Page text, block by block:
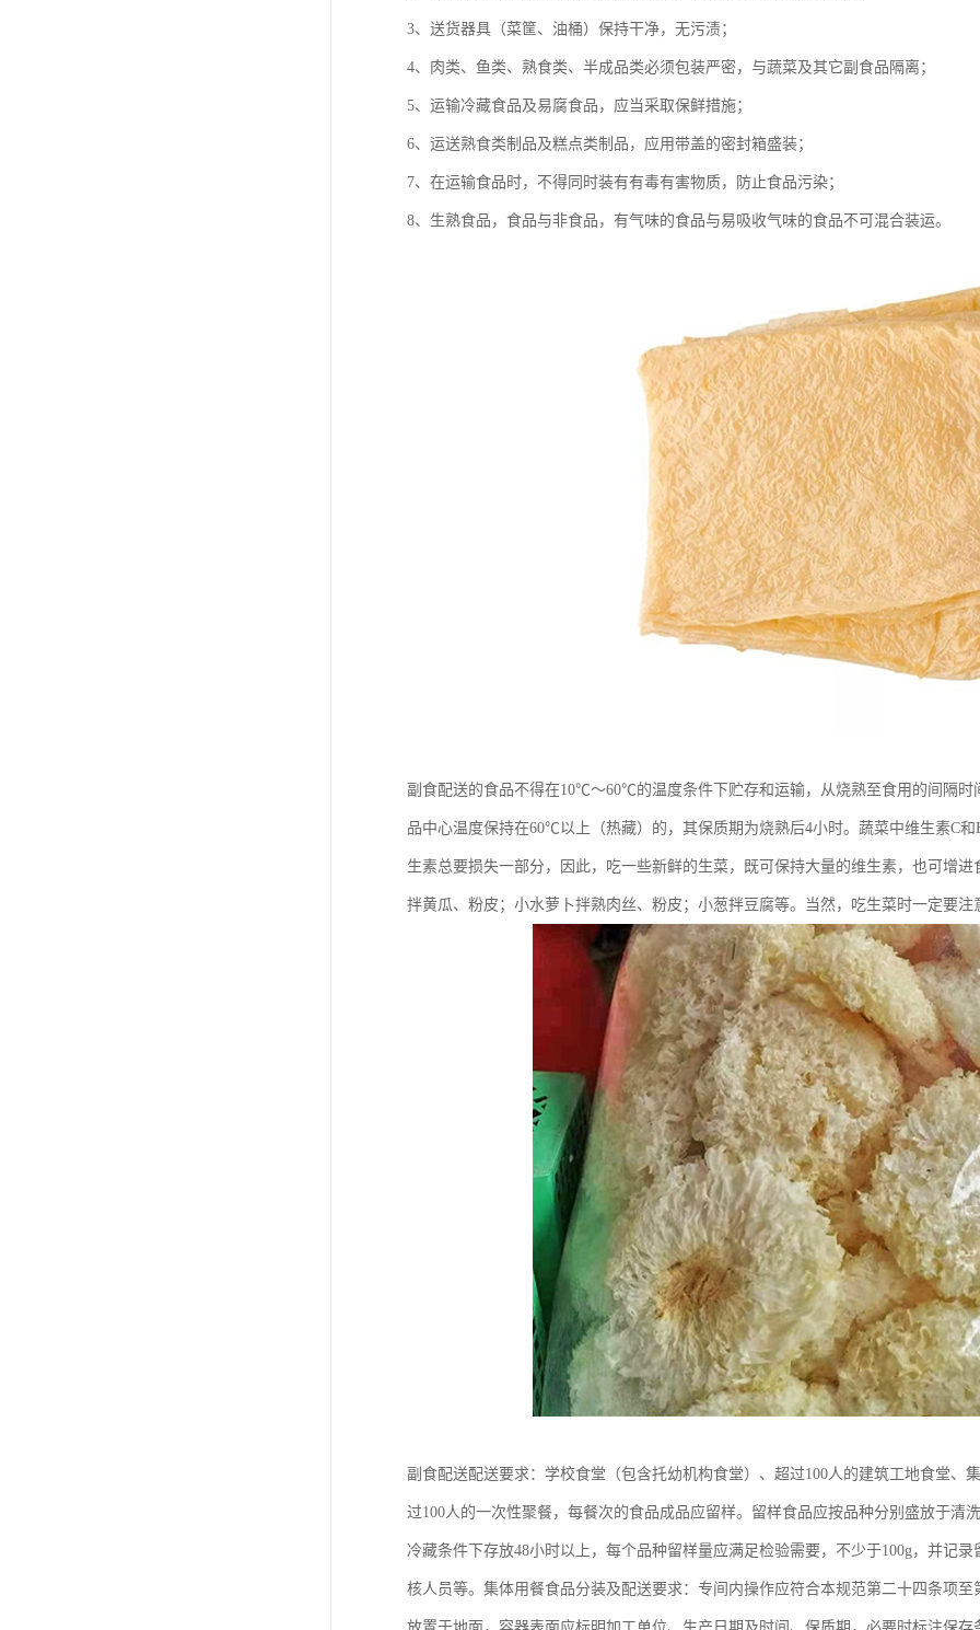
3、送货器具（菜筐、油桶）保持干净，无污渍；
4、肉类、鱼类、熟食类、半成品类必须包装严密，与蔬菜及其它副食品隔离；
5、运输冷藏食品及易腐食品，应当采取保鲜措施；
6、运送熟食类制品及糕点类制品，应用带盖的密封箱盛装；
7、在运输食品时，不得同时装有有毒有害物质，防止食品污染；
8、生熟食品，食品与非食品，有气味的食品与易吸收气味的食品不可混合装运。
副食配送的食品不得在10℃～60℃的温度条件下贮存和运输，从烧熟至食用的间隔
品中心温度保持在60℃以上（热藏）的，其保质期为烧熟后4小时。蔬菜中维生素C
生素总要损失一部分，因此，吃一些新鲜的生菜，既可保持大量的维生素，也可增
拌黄瓜、粉皮；小水萝卜拌熟肉丝、粉皮；小葱拌豆腐等。当然，吃生菜时一定要
副食配送配送要求：学校食堂（包含托幼机构食堂）、超过100人的建筑工地食堂、
过100人的一次性聚餐，每餐次的食品成品应留样。留样食品应按品种分别盛放于清
冷藏条件下存放48小时以上，每个品种留样量应满足检验需要，不少于100g，并记
核人员等。集体用餐食品分装及配送要求：专间内操作应符合本规范第二十四条项